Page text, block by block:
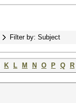
Filter by: Subject
K L M N O P Q
R